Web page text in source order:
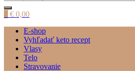
€ 0,00
E-shop
Vyhľadať keto recept
Vlasy
Telo
Stravovanie